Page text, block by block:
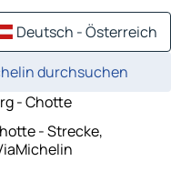
Deutsch - Österreich
durchsuchen
- Chotte
- Strecke,